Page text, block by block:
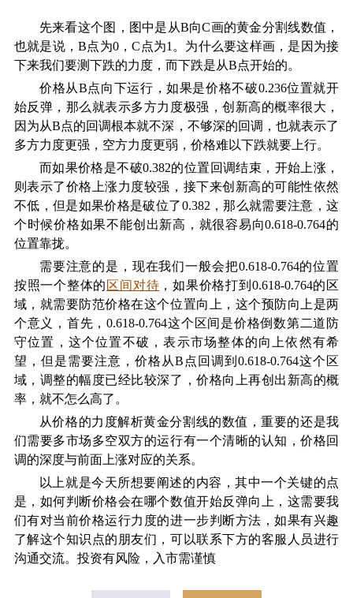
先来看这个图，图中是从B向C画的黄金分割线数值，
也就是说，B点为0，C点为1。为什么要这样画，是因为接
下来我们要测下跌的力度，而下跌是从B点开始的。
价格从B点向下运行，如果是价格不破0.236位置就开
始反弹，那么就表示多方力度极强，创新高的概率很大，
因为从B点的回调根本就不深，不够深的回调，也就表示了
多方力度更强，空方力度更弱，价格难以下跌就要上行。
而如果价格是不破0.382的位置回调结束，开始上涨，
则表示了价格上涨力度较强，接下来创新高的可能性依然
不低，但是如果价格是破位了0.382，那么就需要注意，这
个时候价格如果不能创出新高，就很容易向0.618-0.764的
位置靠拢。
需要注意的是，现在我们一般会把0.618-0.764的位置
按照一个整体的 区间对待 ，如果价格打到0.618-0.764的区
域，就需要防范价格在这个位置向上，这个预防向上是两
个意义，首先，0.618-0.764这个区间是价格倒数第二道防
守位置，这个位置不破，表示市场整体的向上依然有希
望，但是需要注意，价格从B点回调到0.618-0.764这个区
域，调整的幅度已经比较深了，价格向上再创出新高的概
率，就不怎么高了。
从价格的力度解析黄金分割线的数值，重要的还是我
们需要多市场多空双方的运行有一个清晰的认知，价格回
调的深度与前面上涨对应的关系。
以上就是今天所想要阐述的内容，其中一个关键的点
是，如何判断价格会在哪个数值开始反弹向上，这需要我
们有对当前价格运行力度的进一步判断方法，如果有兴趣
了解这个知识点的朋友们，可以联系下方的客服人员进行
沟通交流。投资有风险，入市需谨慎